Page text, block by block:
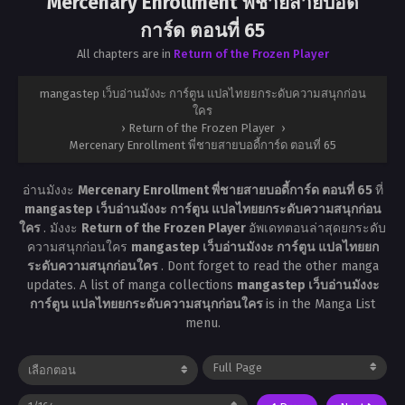
การ์ด ตอนที่ 65
All chapters are in Return of the Frozen Player
mangastep เว็บอ่านมังงะ การ์ตูน แปลไทยยกระดับความสนุกก่อน
ใคร
› Return of the Frozen Player ›
Mercenary Enrollment พี่ชายสายบอดี้การ์ด ตอนที่ 65
อ่านมังงะ Mercenary Enrollment พี่ชายสายบอดี้การ์ด ตอนที่ 65ที่
mangastep เว็บอ่านมังงะ การ์ตูน แปลไทยยกระดับความสนุกก่อน
ใคร . มังงะ Return of the Frozen Player อัพเดทตอนล่าสุดยกระดับ
ความสนุกก่อนใคร mangastep เว็บอ่านมังงะ การ์ตูน แปลไทยยก
ระดับความสนุกก่อนใคร . Dont forget to read the other manga
updates. A list of manga collections mangastep เว็บอ่านมังงะ
การ์ตูน แปลไทยยกระดับความสนุกก่อนใครis in the Manga List
menu.